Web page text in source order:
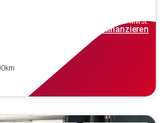
inkl.MwSt.
finanzieren